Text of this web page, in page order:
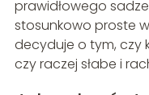
prawidłowego
stosunkowo proste
decyduje o tym, czy
czy raczej słabe i